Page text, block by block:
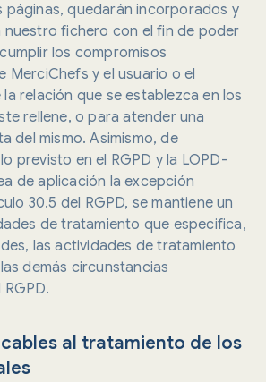
páginas, quedarán incorporados y
fichero con el fin de poder
los compromisos
MerciChefs y el usuario o el
relación que se establezca en los
rellene, o para atender una
del mismo. Asimismo, de
previsto en el RGPD y la LOPD-
de aplicación la excepción
30.5 del RGPD, se mantiene un
de tratamiento que especifica,
las actividades de tratamiento
demás circunstancias
al tratamiento de los